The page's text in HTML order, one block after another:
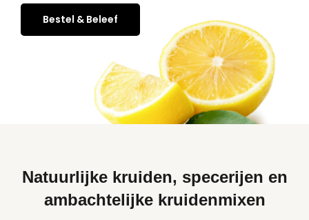
Bestel & Beleef
Natuurlijke kruiden, specerijen en
ambachtelijke kruidenmixen